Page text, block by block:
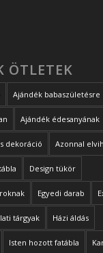
ÖTLETEK
Ajándék babaszületésre
Ajándék édesanyának
dekoráció Azonnal
Design tükör
Egyedi darab
tárgyak Házi áldás
Isten hozott fatábla